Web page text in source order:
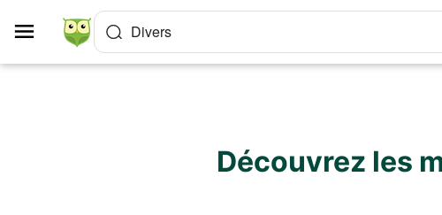
Divers
Découvrez les